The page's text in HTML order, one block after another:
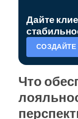
Дайте
Что